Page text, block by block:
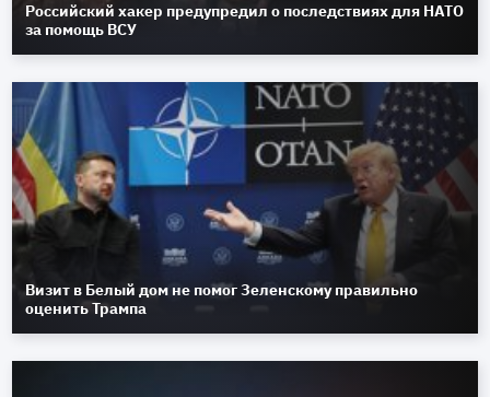
Российский хакер предупредил о последствиях для НАТО
за помощь ВСУ
Визит в Белый дом не помог Зеленскому правильно
оценить Трампа